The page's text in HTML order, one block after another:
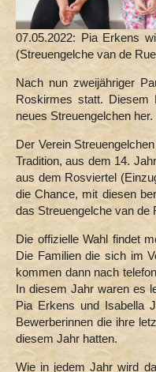
Öcher Kengertreff
Der rue onbekannde
rejiunale Ömjangssproech (Kenger)
För os Kenger (oehne
FASTELOVVEND för os Kenger
Akika Kinderfest 2015
Kenger vajjen Beverau
Nohwuhß ejjen Bütt
Lena & Niklas
Carnevals College för
07.05.2022: Pia Erkens
(Streuengelche van de
Nach nun zweijähriger
Roskirmes statt. Diesem
neues Streuengelchen her.
Der Verein
Tradition, aus dem 14.
aus dem Rosviertel
die Chance, mit diesen
das Streuengelche van de
Die offizielle Wahl findet
Die Familien die sich im
kommen dann nach
In diesem Jahr waren es
Pia Erkens und Isabella
Bewerberinnen die ihre
diesem Jahr hatten.
Wie in jedem Jahr wird